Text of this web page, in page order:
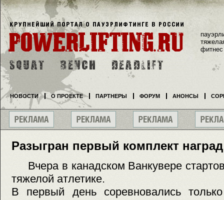
Разыгран первый комплект
Вчера в канадском Ванкувере
тяжелой атлетике.
В первый день соревновались
фитнес
НОВОСТИ О ПРОЕКТЕ ПАРТНЕРЫ ФОРУМ АНОНСЫ